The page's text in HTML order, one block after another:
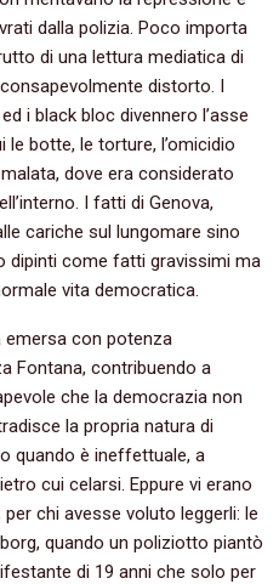
dalla polizia. Poco importa
di una lettura mediatica di
distorto. I
i black bloc divennero l’asse
botte, le torture, l’omicidio
dove era considerato
I fatti di Genova,
cariche sul lungomare sino
dipinti come fatti gravissimi ma
vita democratica.
emersa con potenza
Fontana, contribuendo a
che la democrazia non
la propria natura di
quando è ineffettuale, a
cui celarsi. Eppure vi erano
chi avesse voluto leggerli: le
quando un poliziotto piantò
di 19 anni che solo per